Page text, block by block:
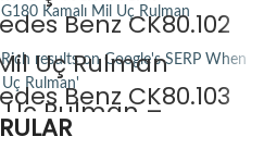
Benz CK80.102
Uç Rulman
Benz CK80.103
Rulman –